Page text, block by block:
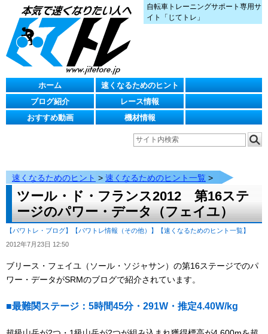
自転車トレーニングサポート専用サ
イト「じてトレ」
ホーム
速くなるためのヒント
ブログ紹介
レース情報
おすすめ動画
機材情報
速くなるためのヒント > 速くなるためのヒント一覧 >
ツール・ド・フランス2012 第16ステ
ージのパワー・データ（フェイユ）
【パワトレ・ブログ】 【パワトレ情報（その他）】
【速くなるためのヒント一覧】
2012年7月23日 12:50
ブリース・フェイユ（ソール・ソジャサン）の第16ステージでのパ
ワー・データがSRMのブログで紹介されています。
■最難関ステージ：5時間45分・291W・推定4.40W/kg